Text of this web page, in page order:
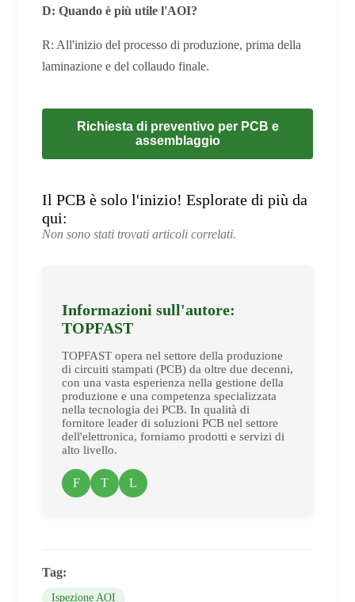
D: Quando è più utile l'AOI?
R: All'inizio del processo di produzione, prima della
laminazione e del collaudo finale.
Richiesta di preventivo per PCB e
assemblaggio
Il PCB è solo l'inizio! Esplorate di più da
qui:
Non sono stati trovati articoli correlati.
Informazioni sull'autore:
TOPFAST
TOPFAST opera nel settore della produzione
di circuiti stampati (PCB) da oltre due decenni,
con una vasta esperienza nella gestione della
produzione e una competenza specializzata
nella tecnologia dei PCB. In qualità di
fornitore leader di soluzioni PCB nel settore
dell'elettronica, forniamo prodotti e servizi di
alto livello.
F T L
Tag:
Ispezione AOI